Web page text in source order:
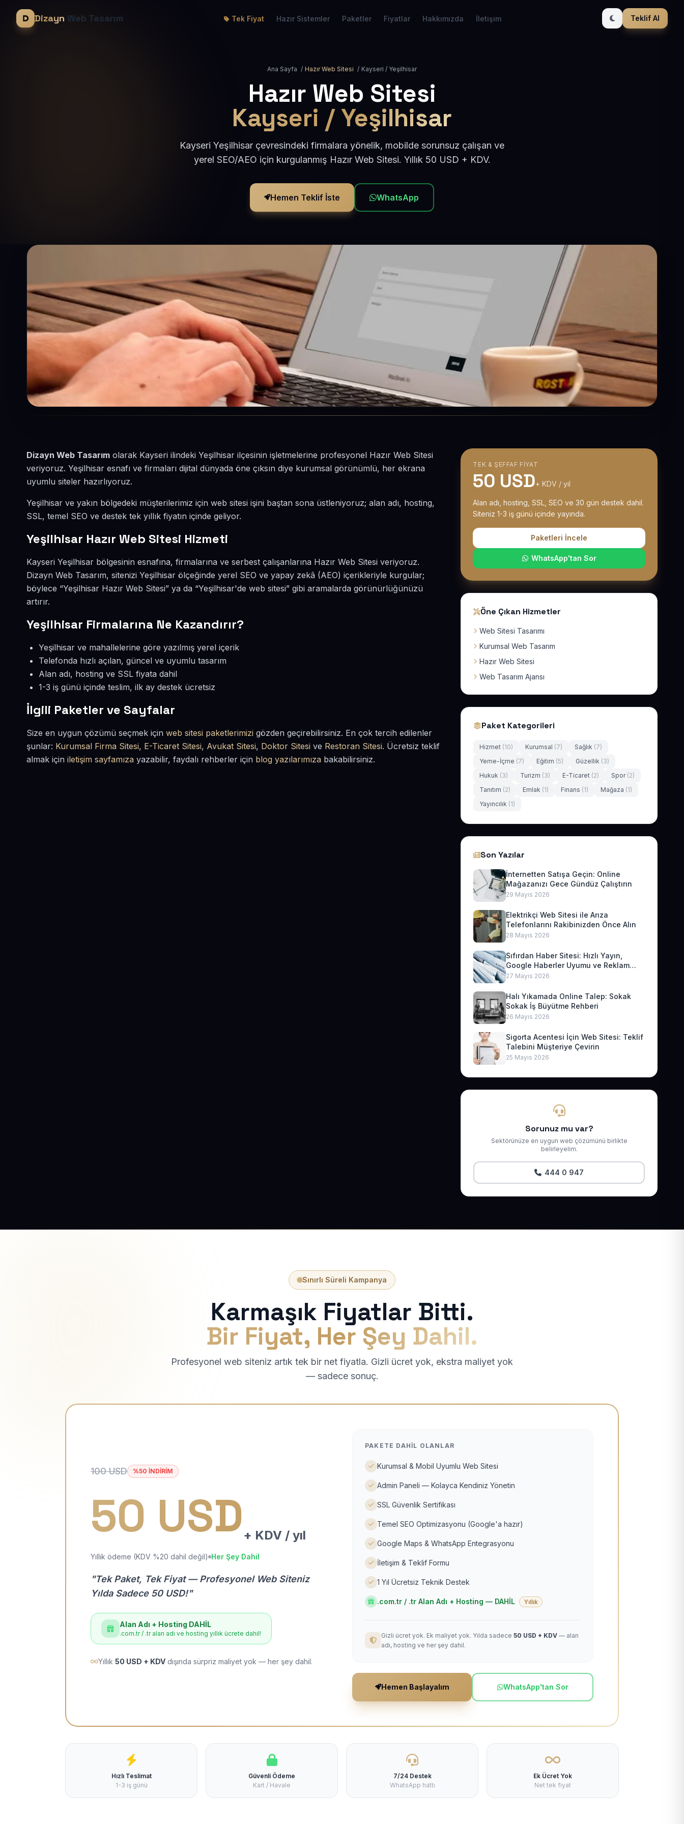
Dizayn Web Tasarım Tek Fiyat Hazır Sistemler Paketler Fiyatlar Hakkımızda İletişim Teklif Al
Ana Sayfa / Hazır Web Sitesi / Kayseri / Yeşilhisar
Hazır Web Sitesi
Kayseri / Yeşilhisar
Kayseri Yeşilhisar çevresindeki firmalara yönelik, mobilde sorunsuz çalışan ve
yerel SEO/AEO için kurgulanmış Hazır Web Sitesi. Yıllık 50 USD + KDV.
Hemen Teklif İste WhatsApp
Dizayn Web Tasarım olarak Kayseri ilindeki Yeşilhisar ilçesinin işletmelerine profesyonel Hazır Web Sitesi
veriyoruz. Yeşilhisar esnafı ve firmaları dijital dünyada öne çıksın diye kurumsal görünümlü, her ekrana
uyumlu siteler hazırlıyoruz.
Yeşilhisar ve yakın bölgedeki müşterilerimiz için web sitesi işini baştan sona üstleniyoruz; alan adı, hosting,
SSL, temel SEO ve destek tek yıllık fiyatın içinde geliyor.
Yeşilhisar Hazır Web Sitesi Hizmeti
Kayseri Yeşilhisar bölgesinin esnafına, firmalarına ve serbest çalışanlarına Hazır Web Sitesi veriyoruz.
Dizayn Web Tasarım, sitenizi Yeşilhisar ölçeğinde yerel SEO ve yapay zekâ (AEO) içerikleriyle kurgular;
böylece “Yeşilhisar Hazır Web Sitesi” ya da “Yeşilhisar'de web sitesi” gibi aramalarda görünürlüğünüzü
artırır.
Yeşilhisar Firmalarına Ne Kazandırır?
Yeşilhisar ve mahallelerine göre yazılmış yerel içerik
Telefonda hızlı açılan, güncel ve uyumlu tasarım
Alan adı, hosting ve SSL fiyata dahil
1-3 iş günü içinde teslim, ilk ay destek ücretsiz
İlgili Paketler ve Sayfalar
Size en uygun çözümü seçmek için web sitesi paketlerimizi gözden geçirebilirsiniz. En çok tercih edilenler
şunlar: Kurumsal Firma Sitesi, E-Ticaret Sitesi, Avukat Sitesi, Doktor Sitesi ve Restoran Sitesi. Ücretsiz teklif
almak için iletişim sayfamıza yazabilir, faydalı rehberler için blog yazılarımıza bakabilirsiniz.
TEK & ŞEFFAF FIYAT
50 USD+ KDV / yıl
Alan adı, hosting, SSL, SEO ve 30 gün destek dahil.
Siteniz 1-3 iş günü içinde yayında.
Paketleri İncele
WhatsApp'tan Sor
Öne Çıkan Hizmetler
Web Sitesi Tasarımı
Kurumsal Web Tasarım
Hazır Web Sitesi
Web Tasarım Ajansı
Paket Kategorileri
Hizmet (10) Kurumsal (7) Sağlık (7)
Yeme-İçme (7) Eğitim (5) Güzellik (3)
Hukuk (3) Turizm (3) E-Ticaret (2) Spor (2)
Tanıtım (2) Emlak (1) Finans (1) Mağaza (1)
Yayıncılık (1)
Son Yazılar
İnternetten Satışa Geçin: Online
Mağazanızı Gece Gündüz Çalıştırın
29 Mayıs 2026
Elektrikçi Web Sitesi ile Arıza
Telefonlarını Rakibinizden Önce Alın
28 Mayıs 2026
Sıfırdan Haber Sitesi: Hızlı Yayın,
Google Haberler Uyumu ve Reklam
Geliri
27 Mayıs 2026
Halı Yıkamada Online Talep: Sokak
Sokak İş Büyütme Rehberi
26 Mayıs 2026
Sigorta Acentesi İçin Web Sitesi: Teklif
Talebini Müşteriye Çevirin
25 Mayıs 2026
Sorunuz mu var?
Sektörünüze en uygun web çözümünü birlikte
belirleyelim.
444 0 947
Sınırlı Süreli Kampanya
Karmaşık Fiyatlar Bitti.
Bir Fiyat, Her Şey Dahil.
Profesyonel web siteniz artık tek bir net fiyatla. Gizli ücret yok, ekstra maliyet yok
— sadece sonuç.
100 USD %50 İNDİRİM
50 USD + KDV / yıl
Yıllık ödeme (KDV %20 dahil değil) Her Şey Dahil
"Tek Paket, Tek Fiyat — Profesyonel Web Siteniz
Yılda Sadece 50 USD!"
Alan Adı + Hosting DAHİL
.com.tr / .tr alan adı ve hosting yıllık ücrete dahil!
Yıllık 50 USD + KDV dışında sürpriz maliyet yok — her şey dahil.
PAKETE DAHIL OLANLAR
Kurumsal & Mobil Uyumlu Web Sitesi
Admin Paneli — Kolayca Kendiniz Yönetin
SSL Güvenlik Sertifikası
Temel SEO Optimizasyonu (Google'a hazır)
Google Maps & WhatsApp Entegrasyonu
İletişim & Teklif Formu
1 Yıl Ücretsiz Teknik Destek
.com.tr / .tr Alan Adı + Hosting — DAHİL Yıllık
Gizli ücret yok. Ek maliyet yok. Yılda sadece 50 USD + KDV — alan
adı, hosting ve her şey dahil.
Hemen Başlayalım WhatsApp'tan Sor
Hızlı Teslimat
1-3 iş günü
Güvenli Ödeme
Kart / Havale
7/24 Destek
WhatsApp hattı
Ek Ücret Yok
Net tek fiyat